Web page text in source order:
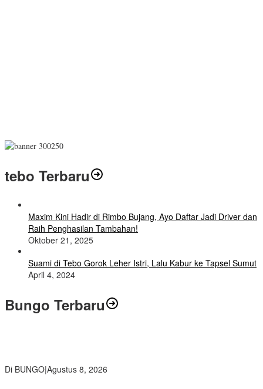
tebo Terbaru
Maxim Kini Hadir di Rimbo Bujang, Ayo Daftar Jadi Driver dan
Raih Penghasilan Tambahan!
Oktober 21, 2025
Suami di Tebo Gorok Leher Istri, Lalu Kabur ke Tapsel Sumut
April 4, 2024
Bungo Terbaru
Di BUNGO|Agustus 8, 2026